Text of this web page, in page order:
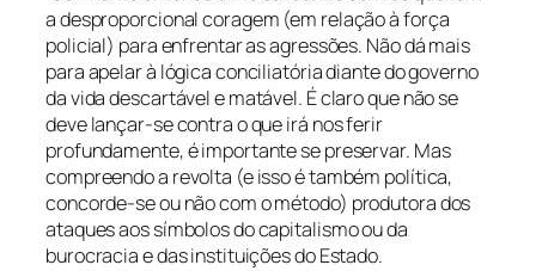
a desproporcional coragem (em relação à força
policial) para enfrentar as agressões. Não dá mais
para apelar à lógica conciliatória diante do governo
da vida descartável e matável. É claro que não se
deve lançar-se contra o que irá nos ferir
profundamente, é importante se preservar. Mas
compreendo a revolta (e isso é também política,
concorde-se ou não com o método) produtora dos
ataques aos símbolos do capitalismo ou da
burocracia e das instituições do Estado.